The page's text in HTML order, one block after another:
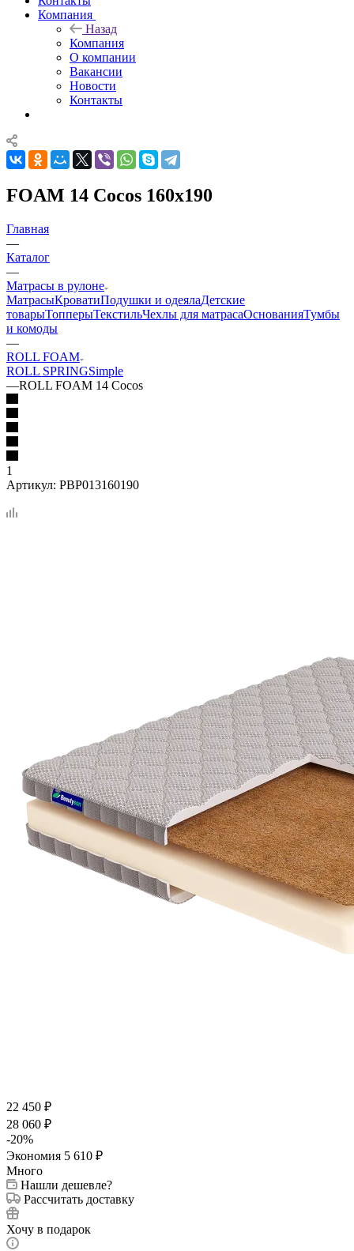
Компания
Назад
Компания
О компании
Вакансии
Новости
Контакты
FOAM 14 Cocos 160x190
Главная
—
Каталог
—
Матрасы в рулоне
МатрасыКроватиПодушки и одеялаДетские
товарыТопперыТекстильЧехлы для матрасаОснованияТумбы
и комоды
—
ROLL FOAM
ROLL SPRINGSimple
—ROLL FOAM 14 Cocos
1
Артикул: PBP013160190
22 450 ₽
28 060 ₽
-20%
Экономия 5 610 ₽
Много
Нашли дешевле?
Рассчитать доставку
Хочу в подарок